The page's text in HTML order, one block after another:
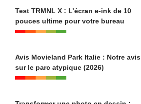
Test TRMNL X : L’écran e-ink de 10
pouces ultime pour votre bureau
Avis Movieland Park Italie : Notre avis
sur le parc atypique (2026)